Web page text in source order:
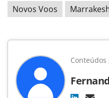
Novos Voos
Conteúdos